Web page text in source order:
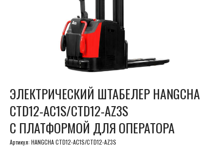
ЭЛЕКТРИЧЕСКИЙ ШТАБЕЛЕР HANGCHA
CTD12-AC1S/CTD12-AZ3S
С ПЛАТФОРМОЙ ДЛЯ ОПЕРАТОРА
Артикул: HANGCHA CTD12-AC1S/CTD12-AZ3S